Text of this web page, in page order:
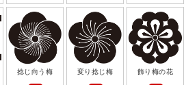
捻じ向う梅 変り捻じ梅 飾り梅の花